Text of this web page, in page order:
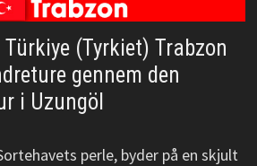
(Tyrkiet) Trabzon
gennem den
i Uzungöl
perle, byder på en skjult